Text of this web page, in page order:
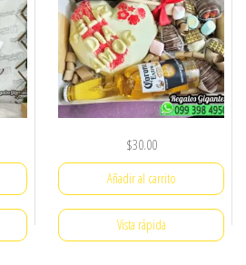
$30.00
Añadir al carrito
Vista rápida